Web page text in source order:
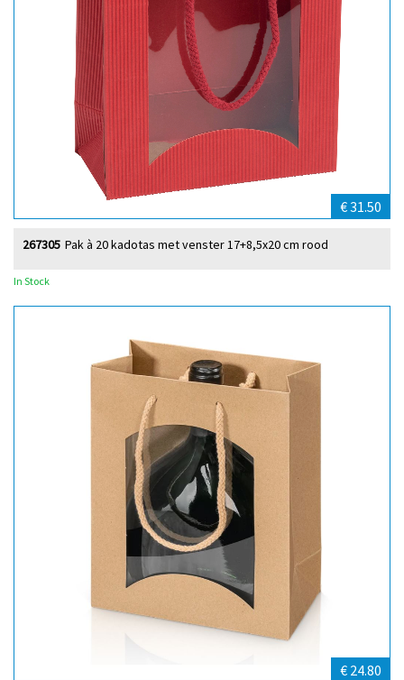
€ 31.50
Pak à 20 kadotas met venster 17+8,5x20 cm rood
267305
In Stock
€ 24.80